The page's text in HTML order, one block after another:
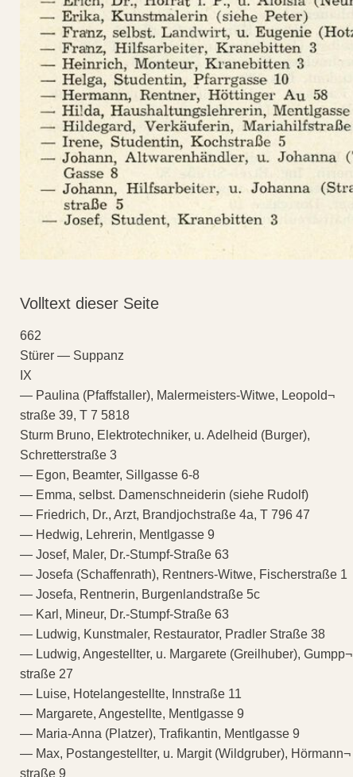
Volltext dieser Seite
662
Stürer — Suppanz
IX
— Paulina (Pfaffstaller), Malermeisters-Witwe, Leopold¬
straße 39, T 7 5818
Sturm Bruno, Elektrotechniker, u. Adelheid (Burger),
Schretterstraße 3
— Egon, Beamter, Sillgasse 6-8
— Emma, selbst. Damenschneiderin (siehe Rudolf)
— Friedrich, Dr., Arzt, Brandjochstraße 4a, T 796 47
— Hedwig, Lehrerin, Mentlgasse 9
— Josef, Maler, Dr.-Stumpf-Straße 63
— Josefa (Schaffenrath), Rentners-Witwe, Fischerstraße 1
— Josefa, Rentnerin, Burgenlandstraße 5c
— Karl, Mineur, Dr.-Stumpf-Straße 63
— Ludwig, Kunstmaler, Restaurator, Pradler Straße 38
— Ludwig, Angestellter, u. Margarete (Greilhuber), Gumpp¬
straße 27
— Luise, Hotelangestellte, Innstraße 11
— Margarete, Angestellte, Mentlgasse 9
— Maria-Anna (Platzer), Trafikantin, Mentlgasse 9
— Max, Postangestellter, u. Margit (Wildgruber), Hörmann¬
straße 9